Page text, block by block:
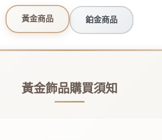
黃金商品 鉑金商品
黃金飾品購買須知